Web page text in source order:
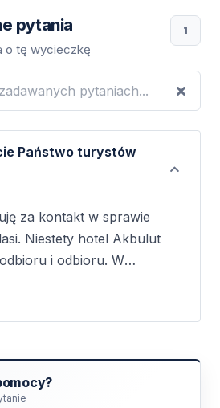
pytania
o tę wycieczkę
1
Państwo turystów
za kontakt w sprawie
Niestety hotel Akbulut
i odbioru. W
odbiór i
Tours